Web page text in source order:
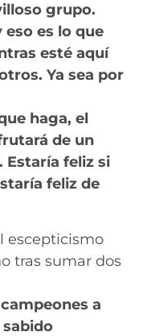
grupo.
eso es lo que
esté aquí
Ya sea por
haga, el
de un
Estaría feliz si
feliz de
escepticismo
tras sumar dos
a